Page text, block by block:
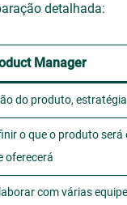
detalhada:
Manager
do produto,
o que o produto será
oferecerá
com várias